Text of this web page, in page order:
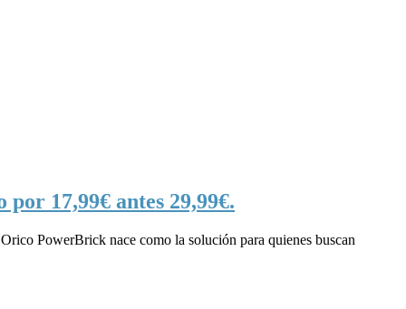
17,99€ antes 29,99€.
PowerBrick nace como la solución para quienes buscan